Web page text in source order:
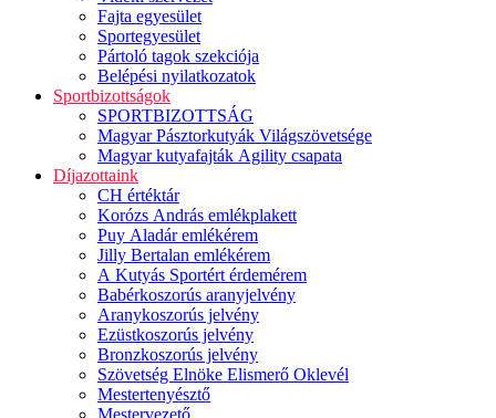
Fajta egyesület
Sportegyesület
Pártoló tagok szekciója
Belépési nyilatkozatok
Sportbizottságok
SPORTBIZOTTSÁG
Magyar Pásztorkutyák Világszövetsége
Magyar kutyafajták Agility csapata
Díjazottaink
CH értéktár
Korózs András emlékplakett
Puy Aladár emlékérem
Jilly Bertalan emlékérem
A Kutyás Sportért érdemérem
Babérkoszorús aranyjelvény
Aranykoszorús jelvény
Ezüstkoszorús jelvény
Bronzkoszorús jelvény
Szövetség Elnöke Elismerő Oklevél
Mestertenyésztő
Mestervezető